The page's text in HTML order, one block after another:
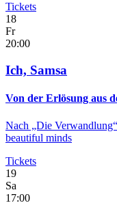
Tickets
18
Fr
20:00
Ich, Samsa
Von der Erlösung aus
Nach „Die
beautiful minds
Tickets
19
Sa
17:00